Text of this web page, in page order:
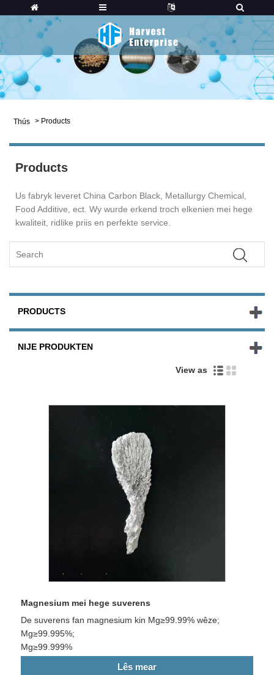
Thús > Products
Products
Us fabryk leveret China Carbon Black, Metallurgy Chemical,
Food Additive, ect. Wy wurde erkend troch elkenien mei hege
kwaliteit, ridlike priis en perfekte service.
PRODUCTS
NIJE PRODUKTEN
View as
Magnesium mei hege suverens
De suverens fan magnesium kin Mg≥99.99% wêze;
Mg≥99.995%;
Mg≥99.999%
Lês mear